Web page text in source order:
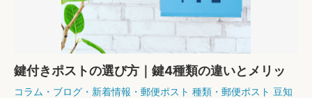
鍵付きポストの選び方｜鍵4種類の違いとメリッ
ト・デメリット
コラム ・ ブログ ・ 新着情報 ・ 郵便ポスト 種類 ・ 郵便ポスト 豆知